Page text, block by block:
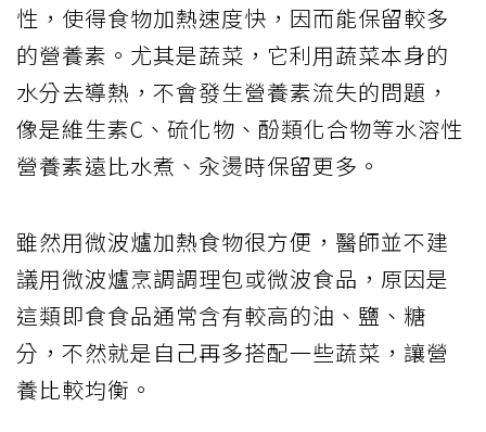
性，使得食物加熱速度快，因而能保留較多
的營養素。尤其是蔬菜，它利用蔬菜本身的
水分去導熱，不會發生營養素流失的問題，
像是維生素C、硫化物、酚類化合物等水溶性
營養素遠比水煮、汆燙時保留更多。
雖然用微波爐加熱食物很方便，醫師並不建
議用微波爐烹調調理包或微波食品，原因是
這類即食食品通常含有較高的油、鹽、糖
分，不然就是自己再多搭配一些蔬菜，讓營
養比較均衡。